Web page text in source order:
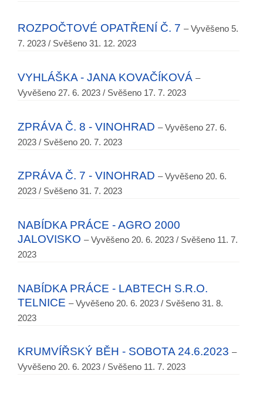
ROZPOČTOVÉ OPATŘENÍ Č. 7 – Vyvěšeno 5.
7. 2023 / Svěšeno 31. 12. 2023
VYHLÁŠKA - JANA KOVAČÍKOVÁ –
Vyvěšeno 27. 6. 2023 / Svěšeno 17. 7. 2023
ZPRÁVA Č. 8 - VINOHRAD – Vyvěšeno 27. 6.
2023 / Svěšeno 20. 7. 2023
ZPRÁVA Č. 7 - VINOHRAD – Vyvěšeno 20. 6.
2023 / Svěšeno 31. 7. 2023
NABÍDKA PRÁCE - AGRO 2000
JALOVISKO – Vyvěšeno 20. 6. 2023 / Svěšeno 11. 7.
2023
NABÍDKA PRÁCE - LABTECH S.R.O.
TELNICE – Vyvěšeno 20. 6. 2023 / Svěšeno 31. 8.
2023
KRUMVÍŘSKÝ BĚH - SOBOTA 24.6.2023 –
Vyvěšeno 20. 6. 2023 / Svěšeno 11. 7. 2023